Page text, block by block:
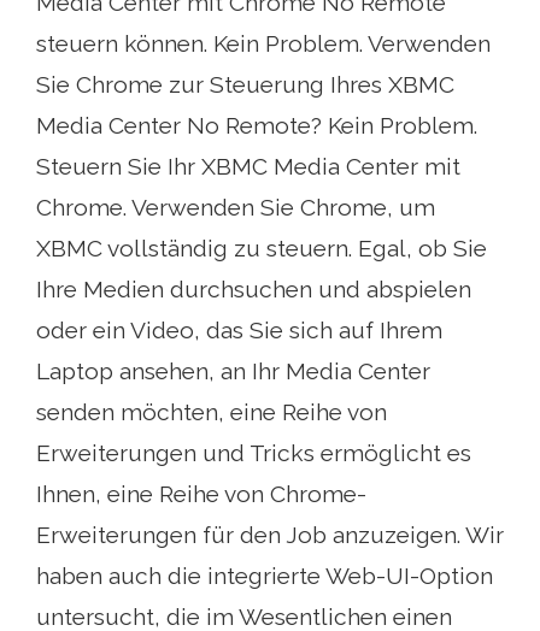
steuern können. Kein Problem. Verwenden
Sie Chrome zur Steuerung Ihres XBMC
Media Center No Remote? Kein Problem.
Steuern Sie Ihr XBMC Media Center mit
Chrome. Verwenden Sie Chrome, um
XBMC vollständig zu steuern. Egal, ob Sie
Ihre Medien durchsuchen und abspielen
oder ein Video, das Sie sich auf Ihrem
Laptop ansehen, an Ihr Media Center
senden möchten, eine Reihe von
Erweiterungen und Tricks ermöglicht es
Ihnen, eine Reihe von Chrome-
Erweiterungen für den Job anzuzeigen. Wir
haben auch die integrierte Web-UI-Option
untersucht, die im Wesentlichen einen